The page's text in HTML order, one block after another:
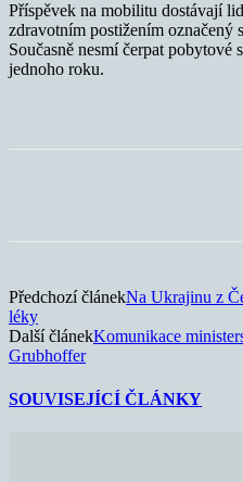
Příspěvek na mobilitu dostávají
zdravotním postižením označený
Současně nesmí čerpat
jednoho roku.
Předchozí článekNa Ukrajinu z
léky
Další článekKomunikace
Grubhoffer
SOUVISEJÍCÍ ČLÁNKY